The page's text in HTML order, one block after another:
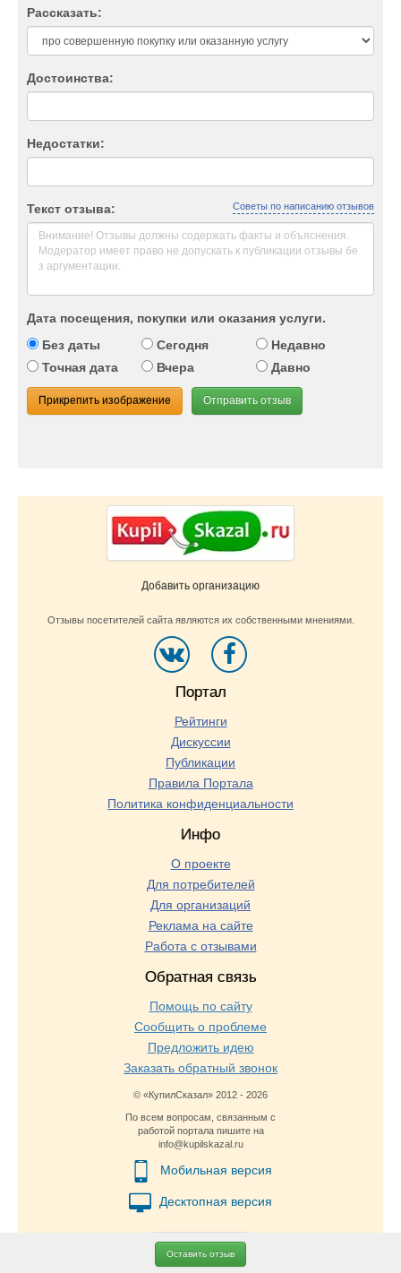
Оставить отзыв
Рассказать:
Достоинства:
Недостатки:
Текст отзыва: Советы по написанию отзывов
Дата посещения, покупки или оказания услуги.
Без даты
Сегодня
Недавно
Точная дата
Вчера Давно
Прикрепить изображение Отправить отзыв
Добавить организацию
Отзывы посетителей сайта являются их собственными мнениями.
Портал
Рейтинги
Дискуссии
Публикации
Правила Портала
Политика конфиденциальности
Инфо
О проекте
Для потребителей
Для организаций
Реклама на сайте
Работа с отзывами
Обратная связь
Помощь по сайту
Сообщить о проблеме
Предложить идею
Заказать обратный звонок
© «КупилСказал» 2012 - 2026
По всем вопросам, связанным с
работой портала пишите на
info@kupilskazal.ru
Мобильная версия
Десктопная версия